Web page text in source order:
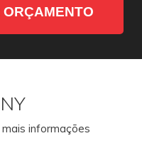
informações